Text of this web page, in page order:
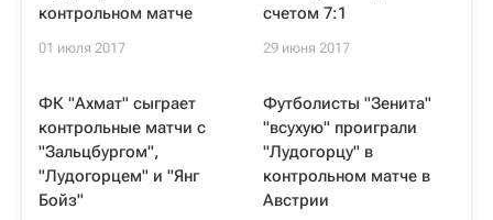
контрольном матче
01 июля 2017
счетом 7:1
29 июня 2017
ФК "Ахмат" сыграет
контрольные матчи с
"Зальцбургом",
"Лудогорцем" и "Янг
Бойз"
Футболисты "Зенита"
"всухую" проиграли
"Лудогорцу" в
контрольном матче в
Австрии